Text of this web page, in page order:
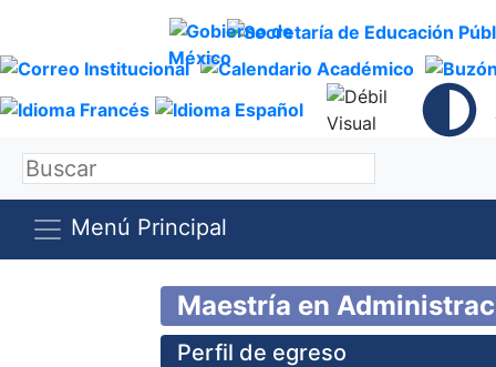
Menú Principal
Maestría en
Perfil de egreso